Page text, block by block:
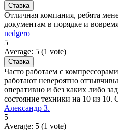
Отличная компания, ребята
документам в порядке и
nedgero
5
Average: 5 (1 vote)
Часто работаем с
работают невероятно
оперативно и без каких либо
состояние техники на 10 из 10.
Александр З.
5
Average: 5 (1 vote)